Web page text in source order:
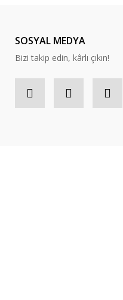
SOSYAL MEDYA
Bizi takip edin, kârlı çıkın!